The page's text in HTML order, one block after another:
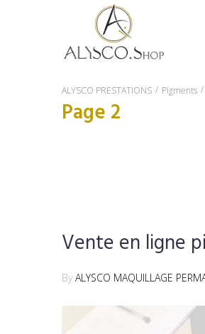
Page 2
ALYSCO PRESTATIONS / Pigments /
Vente en ligne
By ALYSCO MAQUILLAGE